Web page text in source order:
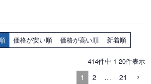
価格が安い順 価格が高い順 新着順
414件中 1-20件表示
1 2 … 21